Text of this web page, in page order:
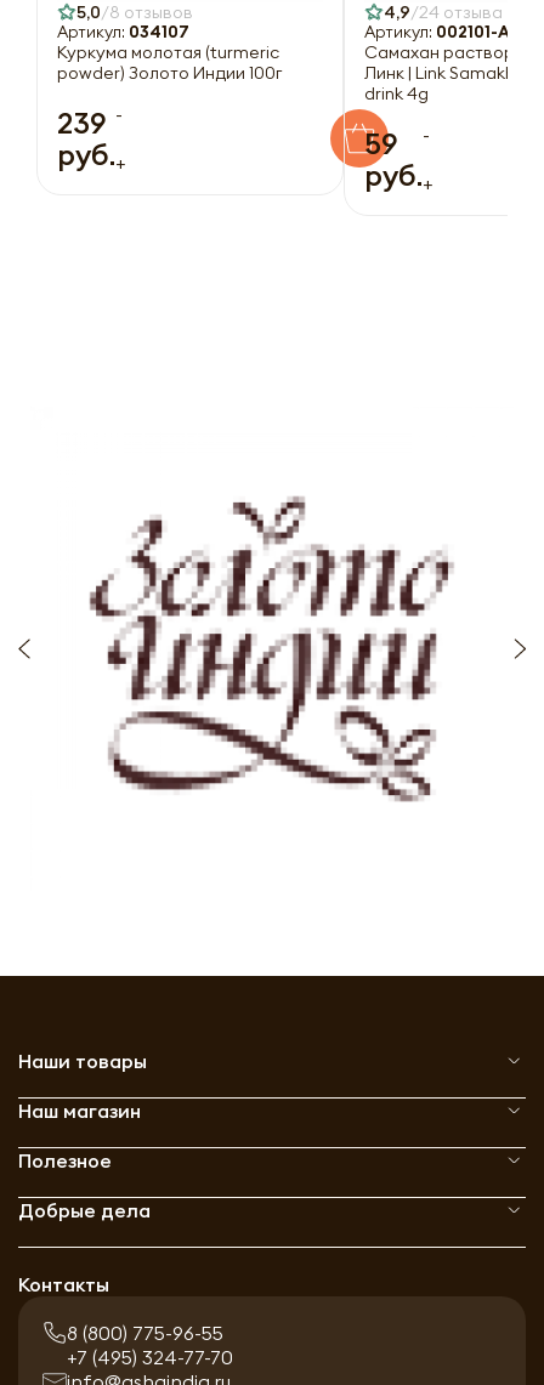
5,0 8 отзывов
Артикул: 034107
Куркума молотая (turmeric
powder) Золото Индии 100г
239
руб.
-
+
4,9 24 отзыва
Артикул: 002101-A
Самахан
Линк | Link Samakhan
drink 4g
59
руб.
-
+
Наши товары
Наш магазин
Полезное
Добрые дела
Контакты
8 (800) 775-96-55
+7 (495) 324-77-70